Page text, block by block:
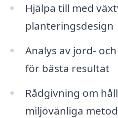
Hjälpa till med
planteringsdesign
Analys av jord-
för bästa resultat
Rådgivning om
miljövänliga